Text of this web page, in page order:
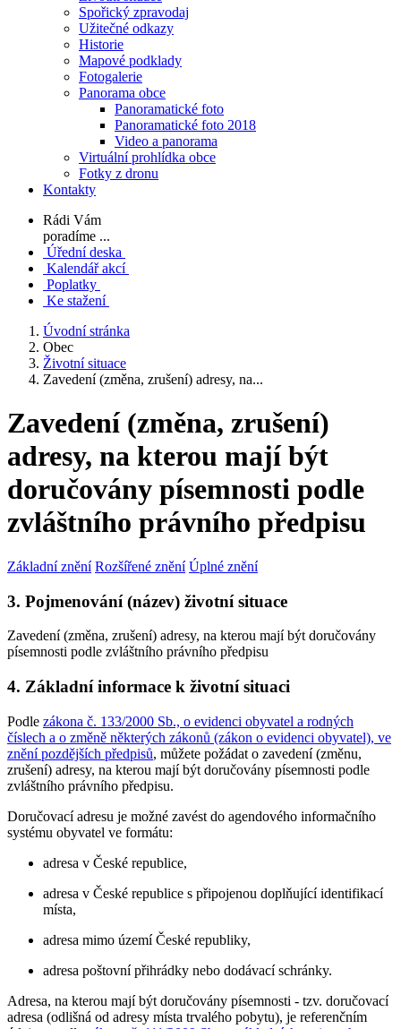
Spořický zpravodaj
Užitečné odkazy
Historie
Mapové podklady
Fotogalerie
Panorama obce
Panoramatické foto
Panoramatické foto 2018
Video a panorama
Virtuální prohlídka obce
Fotky z dronu
Kontakty
Rádi Vám
poradíme ...
Úřední deska
Kalendář akcí
Poplatky
Ke stažení
Úvodní stránka
Obec
Životní situace
Zavedení (změna, zrušení) adresy, na...
Zavedení (změna, zrušení)
adresy, na kterou mají být
doručovány písemnosti podle
zvláštního právního předpisu
Základní znění Rozšířené znění Úplné znění
3. Pojmenování (název) životní situace
Zavedení (změna, zrušení) adresy, na kterou mají být doručovány
písemnosti podle zvláštního právního předpisu
4. Základní informace k životní situaci
Podle zákona č. 133/2000 Sb., o evidenci obyvatel a rodných
číslech a o změně některých zákonů (zákon o evidenci obyvatel), ve
znění pozdějších předpisů, můžete požádat o zavedení (změnu,
zrušení) adresy, na kterou mají být doručovány písemnosti podle
zvláštního právního předpisu.
Doručovací adresu je možné zavést do agendového informačního
systému obyvatel ve formátu:
adresa v České republice,
adresa v České republice s připojenou doplňující identifikací
místa,
adresa mimo území České republiky,
adresa poštovní přihrádky nebo dodávací schránky.
Adresa, na kterou mají být doručovány písemnosti - tzv. doručovací
adresa (odlišná od adresy místa trvalého pobytu), je referenčním